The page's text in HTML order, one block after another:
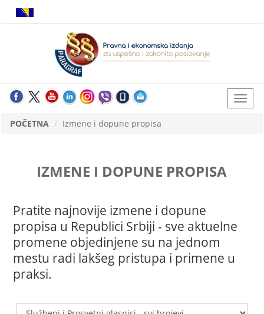
POČETNA Izmene i dopune propisa
IZMENE I DOPUNE PROPISA
Pratite najnovije izmene i dopune
propisa u Republici Srbiji - sve aktuelne
promene objedinjene su na jednom
mestu radi lakšeg pristupa i primene u
praksi.